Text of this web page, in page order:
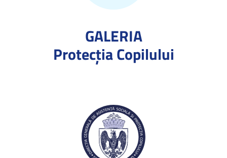
GALERIA
Protecţia Copilului